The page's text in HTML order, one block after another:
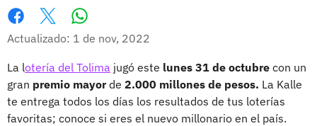
Facebook
X
Actualizado: 1 de nov, 2022
La lotería del Tolima jugó este lunes 31 de octubre con un
gran premio mayorde 2.000 millones de pesos. La Kalle
te entrega todos los días los resultados de tus loterías
favoritas; conoce si eres el nuevo millonario en el país.